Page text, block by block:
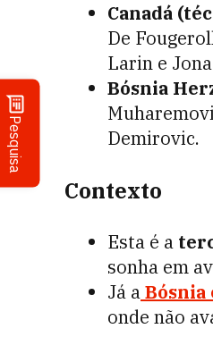
Pesquisa
Canadá
De
Larin e
Bósnia
Demirovic.
Contexto
Esta é a
sonha em
Já aBósnia
onde não